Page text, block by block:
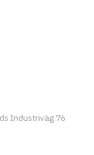
Industriväg 76